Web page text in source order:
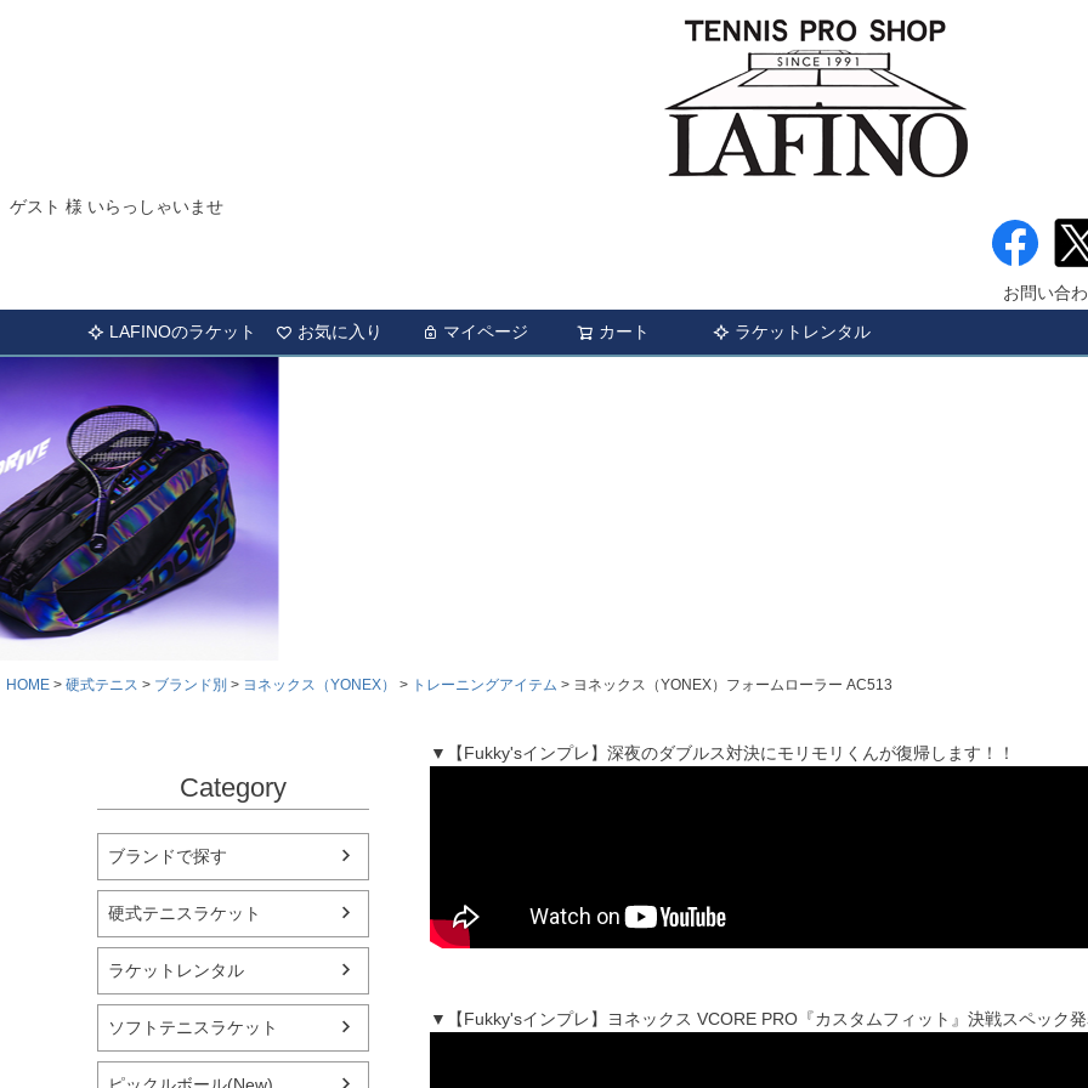
ゲスト 様 いらっしゃいませ
お問い合
LAFINOのラケット
お気に入り マイページ カート ラケットレンタル
HOME 硬式テニス ブランド別 ヨネックス（YONEX） トレーニングアイテム ヨネックス（YONEX）フォームローラー AC513
Category
ブランドで探す
硬式テニスラケット
ラケットレンタル
ソフトテニスラケット
ピックルボール(New)
▼【Fukky'sインプレ】深夜のダブルス対決にモリモリくんが復帰します！！
▼【Fukky'sインプレ】ヨネックス VCORE PRO『カスタムフィット』決戦スペック